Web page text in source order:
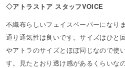
◇アトラストア スタッフVOICE
不織布らしいフェイスペーパーになり
通り通気性は良いです。サイズはひと
やアトラのサイズとほぼ同じなので使
す。見たとおり透け感があるくらいな